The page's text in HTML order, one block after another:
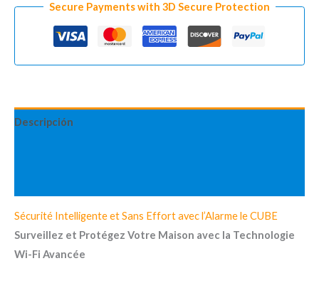
Secure Payments with 3D Secure Protection
Descripción
Sécurité Intelligente et Sans Effort avec l’Alarme le CUBE
Surveillez et Protégez Votre Maison avec la Technologie
Wi-Fi Avancée